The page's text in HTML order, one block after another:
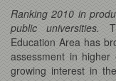
Ranking 2010 in
public universities.
Education Area has
assessment in
growing interest in